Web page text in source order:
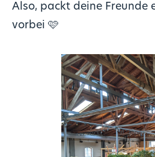
Also, packt deine Freunde
vorbei 🩷